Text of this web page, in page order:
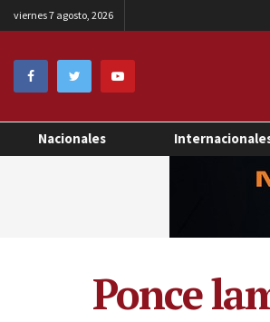
viernes 7 agosto, 2026
Nacionales
Ponce